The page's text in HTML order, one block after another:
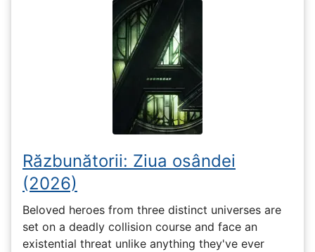
Răzbunătorii: Ziua osândei
(2026)
Beloved heroes from three distinct universes are
set on a deadly collision course and face an
existential threat unlike anything they've ever